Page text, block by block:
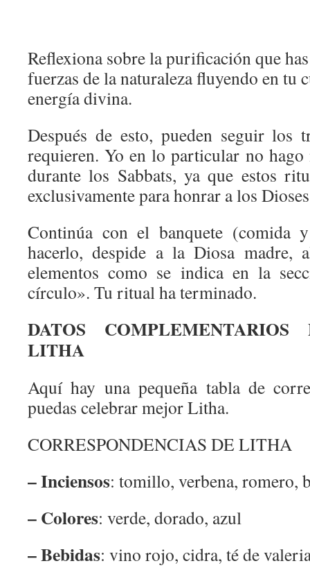
Reflexiona sobre la purificación que
fuerzas de la naturaleza fluyendo en tu
energía divina.
Después de esto, pueden seguir los
requieren. Yo en lo particular no
durante los Sabbats, ya que estos
exclusivamente para honrar a los
Continúa con el banquete (comida
hacerlo, despide a la Diosa
elementos como se indica en la
círculo». Tu ritual ha terminado.
DATOS COMPLEMENTARIOS
LITHA
Aquí hay una pequeña tabla de
puedas celebrar mejor Litha.
CORRESPONDENCIAS DE LITHA
– Inciensos: tomillo, verbena, romero,
– Colores: verde, dorado, azul
– Bebidas: vino rojo, cidra, té de